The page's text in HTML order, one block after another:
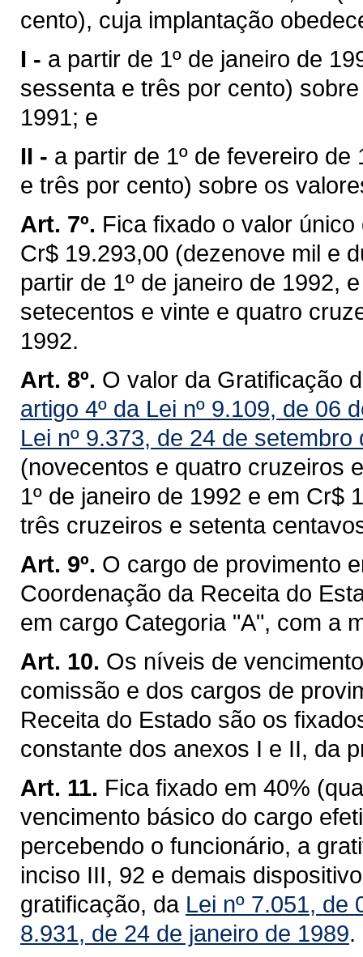
cento), cuja implantação
I - a partir de 1º de janeiro de
sessenta e três por cento)
1991; e
II - a partir de 1º de fevereiro
e três por cento) sobre os
Art. 7º. Fica fixado o valor
Cr$ 19.293,00 (dezenove mil e
partir de 1º de janeiro de 1992,
setecentos e vinte e quatro
1992.
Art. 8º. O valor da Gratificação
artigo 4º da Lei nº 9.109, de 06
Lei nº 9.373, de 24 de setembro
(novecentos e quatro cruzeiros
1º de janeiro de 1992 e em Cr$
três cruzeiros e setenta
Art. 9º. O cargo de provimento
Coordenação da Receita do
em cargo Categoria "A", com a
Art. 10. Os níveis de
comissão e dos cargos de
Receita do Estado são os
constante dos anexos I e II, da
Art. 11. Fica fixado em 40%
vencimento básico do cargo
percebendo o funcionário, a
inciso III, 92 e demais
gratificação, da Lei nº 7.051, de
8.931, de 24 de janeiro de 1989.